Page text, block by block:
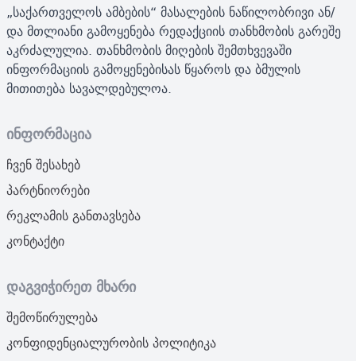
„საქართველოს ამბების“ მასალების ნაწილობრივი ან/
და მთლიანი გამოყენება რედაქციის თანხმობის გარეშე
აკრძალულია. თანხმობის მიღების შემთხვევაში
ინფორმაციის გამოყენებისას წყაროს და ბმულის
მითითება სავალდებულოა.
ინფორმაცია
ჩვენ შესახებ
პარტნიორები
რეკლამის განთავსება
კონტაქტი
დაგვიჭირეთ მხარი
შემოწირულება
კონფიდენციალურობის პოლიტიკა